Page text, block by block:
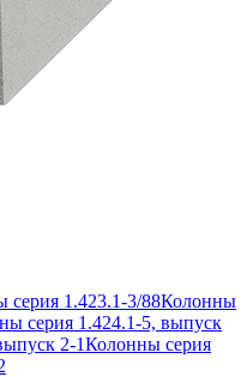
серия 1.423.1-3/88Колонны
серия 1.424.1-5, выпуск
2-1Колонны серия